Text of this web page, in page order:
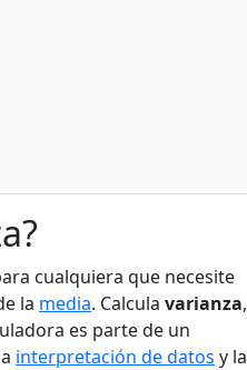
cualquiera que necesite
la media. Calcula varianza,
es parte de un
interpretación de datos y la